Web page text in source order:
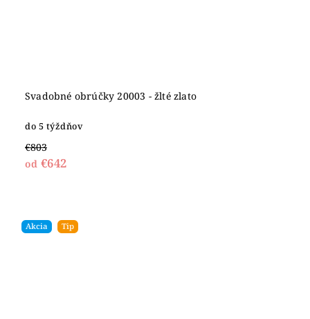
Svadobné obrúčky 20003 - žlté zlato
do 5 týždňov
€803
od €642
Akcia Tip